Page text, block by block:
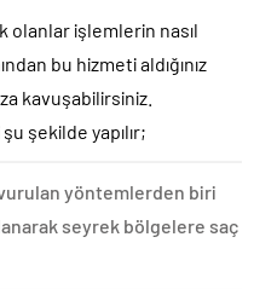
olanlar işlemlerin nasıl
bu hizmeti aldığınız
kavuşabilirsiniz.
şekilde yapılır;
yöntemlerden biri
seyrek bölgelere saç